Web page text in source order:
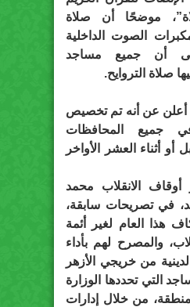
موضحًا أن صلاة
الصوت الداخلية
أن جميع مساجد
صلاة التروايح.
أعلن عن أنه تم تخصيص
في جميع المحافظات
أو أثناء العشر الأواخر
الانقلاب محمد
في تصريحات سابقة،
هذا العام لغير أئمة
والمصرح لهم بأداء
من خريجي الأزهر
التي تحددها الوزارة
من خلال إدارات